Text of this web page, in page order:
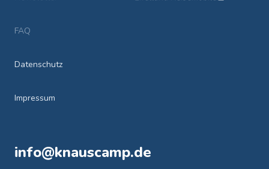
FAQ
Datenschutz
Impressum
info@knauscamp.de